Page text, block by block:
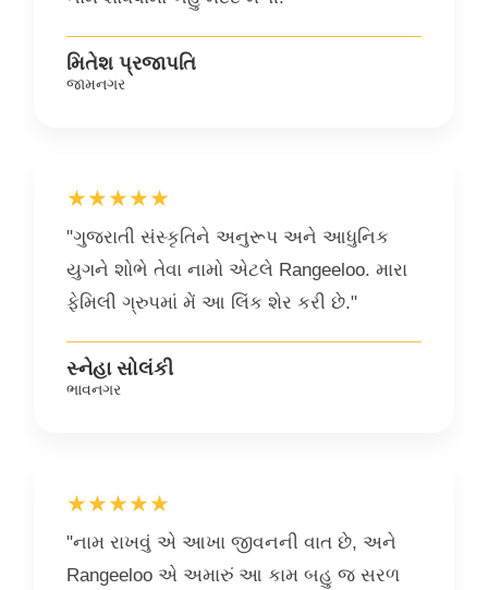
મિતેશ પ્રજાપતિ
જામનગર
★★★★★
"ગુજરાતી સંસ્કૃતિને અનુરૂપ અને આધુનિક
યુગને શોભે તેવા નામો એટલે Rangeeloo. મારા
ફેમિલી ગ્રુપમાં મેં આ લિંક શેર કરી છે."
સ્નેહા સોલંકી
ભાવનગર
★★★★★
"નામ રાખવું એ આખા જીવનની વાત છે, અને
Rangeeloo એ અમારું આ કામ બહુ જ સરળ